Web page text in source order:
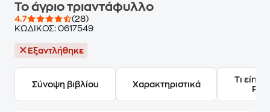
Το άγριο τριαντάφυλλο
4.7
(28)
ΚΩΔΙΚΟΣ: 0617549
Εξαντλήθηκε
Σύνοψη βιβλίου Χαρακτηριστικά
Τι